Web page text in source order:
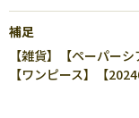
補足
【雑貨】【ペーパー
【ワンピース】【